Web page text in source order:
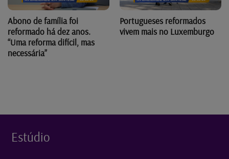
Abono de família foi
reformado há dez anos.
“Uma reforma difícil, mas
necessária”
Portugueses reformados
vivem mais no Luxemburgo
Estúdio